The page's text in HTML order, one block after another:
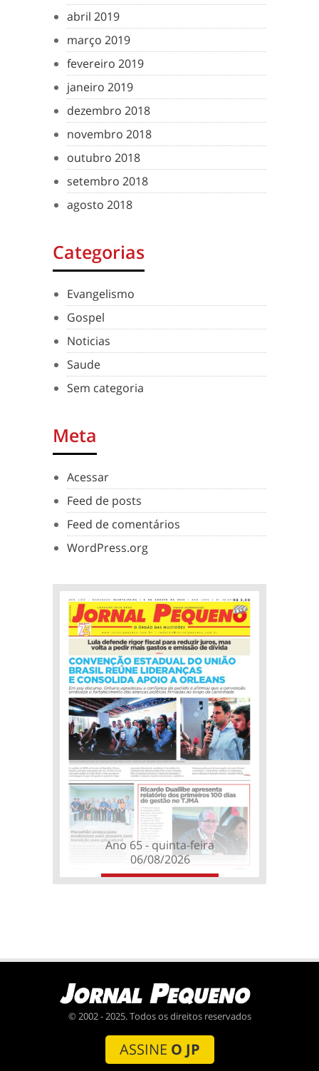
abril 2019
março 2019
fevereiro 2019
janeiro 2019
dezembro 2018
novembro 2018
outubro 2018
setembro 2018
agosto 2018
Categorias
Evangelismo
Gospel
Noticias
Saude
Sem categoria
Meta
Acessar
Feed de posts
Feed de comentários
WordPress.org
Ano 65 - quinta-feira
06/08/2026
© 2002 - 2025. Todos os direitos reservados
ASSINE O JP